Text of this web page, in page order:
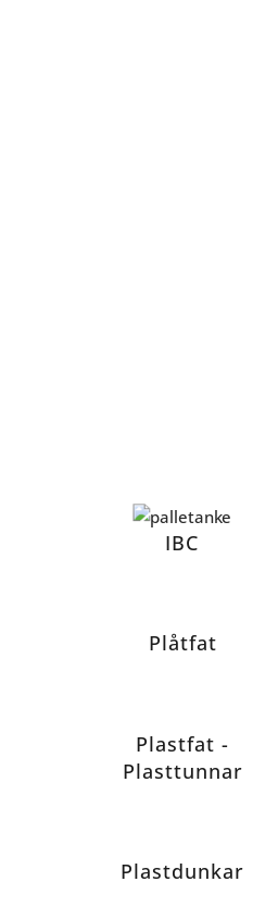
IBC
Plåtfat
Plastfat -
Plasttunnar
Plastdunkar